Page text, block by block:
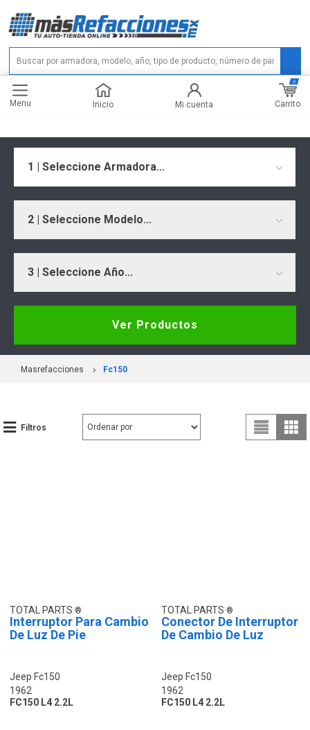
Menu Inicio Mi cuenta Carrito
0
1 | Seleccione Armadora...
2 | Seleccione Modelo...
3 | Seleccione Año...
Ver Productos
Masrefacciones Fc150
Filtros
TOTAL PARTS
Interruptor Para Cambio
De Luz De Pie
Jeep Fc150
1962
FC150 L4 2.2L
TOTAL PARTS
Conector De Interruptor
De Cambio De Luz
Jeep Fc150
1962
FC150 L4 2.2L